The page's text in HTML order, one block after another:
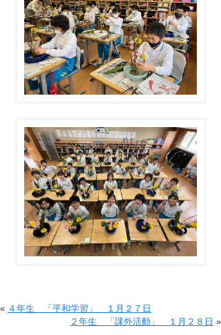
« ４年生 「平和学習」 １月２７日
２年生 「課外活動」 １月２８日 »